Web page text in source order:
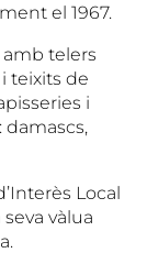
el 1967.
amb telers
i teixits de
i
Local
vàlua